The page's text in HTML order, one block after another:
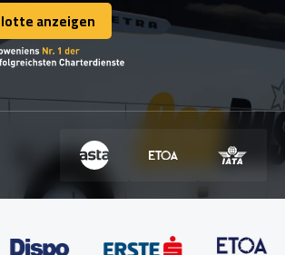
SIE UNS
SIE UNS
anzeigen
anzeigen